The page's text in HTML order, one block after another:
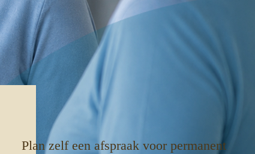
Plan zelf een afspraak voor permanent